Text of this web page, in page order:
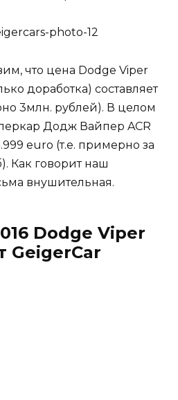
что цена Dodge Viper
доработка) составляет
3млн. рублей). В целом
Додж Вайпер ACR
euro (т.е. примерно за
Как говорит наш
внушительная.
Dodge Viper
GeigerCar